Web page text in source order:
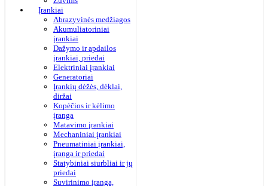
Įrankiai
Abrazyvinės medžiagos
Akumuliatoriniai
įrankiai
Dažymo ir apdailos
įrankiai, priedai
Elektriniai įrankiai
Generatoriai
Įrankių dėžės, dėklai,
diržai
Kopėčios ir kėlimo
įranga
Matavimo įrankiai
Mechaniniai įrankiai
Pneumatiniai įrankiai,
įranga ir priedai
Statybiniai siurbliai ir jų
priedai
Suvirinimo įranga,